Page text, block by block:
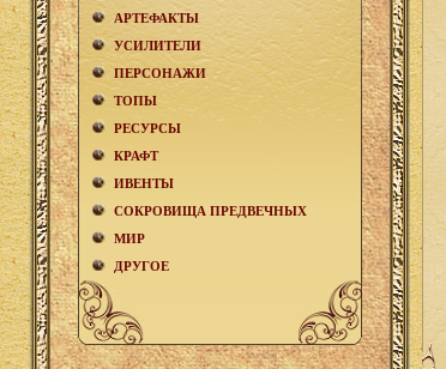
АРТЕФАКТЫ
УСИЛИТЕЛИ
ПЕРСОНАЖИ
ТОПЫ
РЕСУРСЫ
КРАФТ
ИВЕНТЫ
СОКРОВИЩА ПРЕДВЕЧНЫХ
МИР
ДРУГОЕ